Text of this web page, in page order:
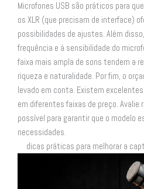
Microfones USB são práticos para
os XLR (que precisam de interface)
possibilidades de ajustes. Além
frequência e à sensibilidade do
faixa mais ampla de sons tendem a
riqueza e naturalidade. Por fim, o
levado em conta. Existem
em diferentes faixas de preço.
possível para garantir que o modelo
necessidades.
dicas práticas para melhorar a